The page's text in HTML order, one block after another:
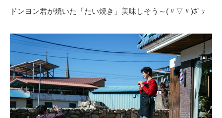
ドンヨン君が焼いた「たい焼き」美味しそう～(〃▽〃)ﾎﾟｯ